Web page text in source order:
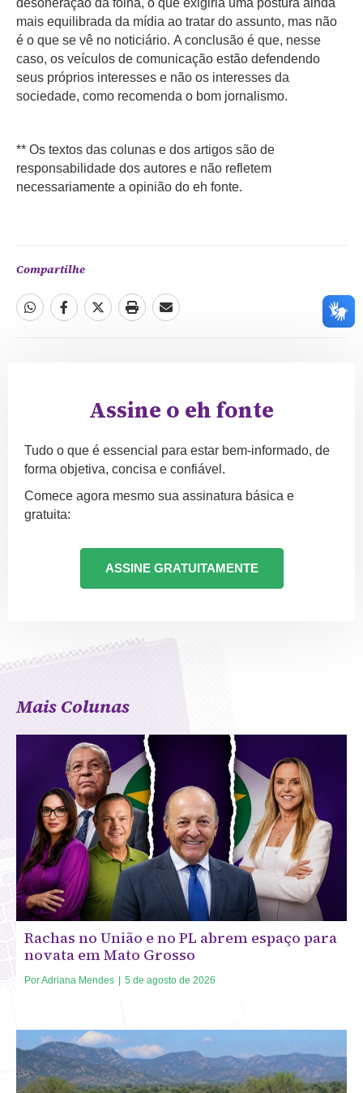
desoneração da folha, o que exigiria uma postura ainda
mais equilibrada da mídia ao tratar do assunto, mas não
é o que se vê no noticiário. A conclusão é que, nesse
caso, os veículos de comunicação estão defendendo
seus próprios interesses e não os interesses da
sociedade, como recomenda o bom jornalismo.
** Os textos das colunas e dos artigos são de
responsabilidade dos autores e não refletem
necessariamente a opinião do eh fonte.
Compartilhe
Assine o eh fonte
Tudo o que é essencial para estar bem-informado, de
forma objetiva, concisa e confiável.
Comece agora mesmo sua assinatura básica e
gratuita:
ASSINE GRATUITAMENTE
Mais Colunas
Rachas no União e no PL abrem espaço para
novata em Mato Grosso
PorAdriana Mendes 5 de agosto de 2026